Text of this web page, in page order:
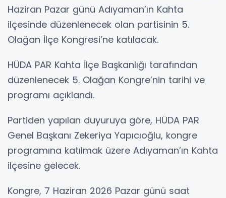
Haziran Pazar günü Adıyaman’ın Kahta
ilçesinde düzenlenecek olan partisinin 5.
Olağan İlçe Kongresi’ne katılacak.
HÜDA PAR Kahta İlçe Başkanlığı tarafından
düzenlenecek 5. Olağan Kongre’nin tarihi ve
programı açıklandı.
Partiden yapılan duyuruya göre, HÜDA PAR
Genel Başkanı Zekeriya Yapıcıoğlu, kongre
programına katılmak üzere Adıyaman’ın Kahta
ilçesine gelecek.
Kongre, 7 Haziran 2026 Pazar günü saat